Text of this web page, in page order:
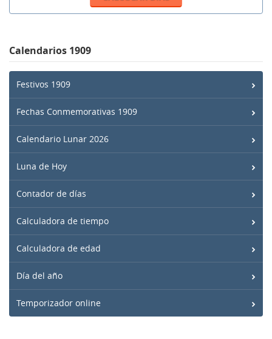
Calendarios 1909
Festivos 1909
Fechas Conmemorativas 1909
Calendario Lunar 2026
Luna de Hoy
Contador de días
Calculadora de tiempo
Calculadora de edad
Día del año
Temporizador online